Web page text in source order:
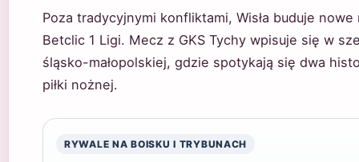
Poza tradycyjnymi konfliktami, Wisła buduje
Betclic 1 Ligi. Mecz z GKS Tychy wpisuje się w
śląsko-małopolskiej, gdzie spotykają się dwa
piłki nożnej.
RYWALE NA BOISKU I TRYBUNACH